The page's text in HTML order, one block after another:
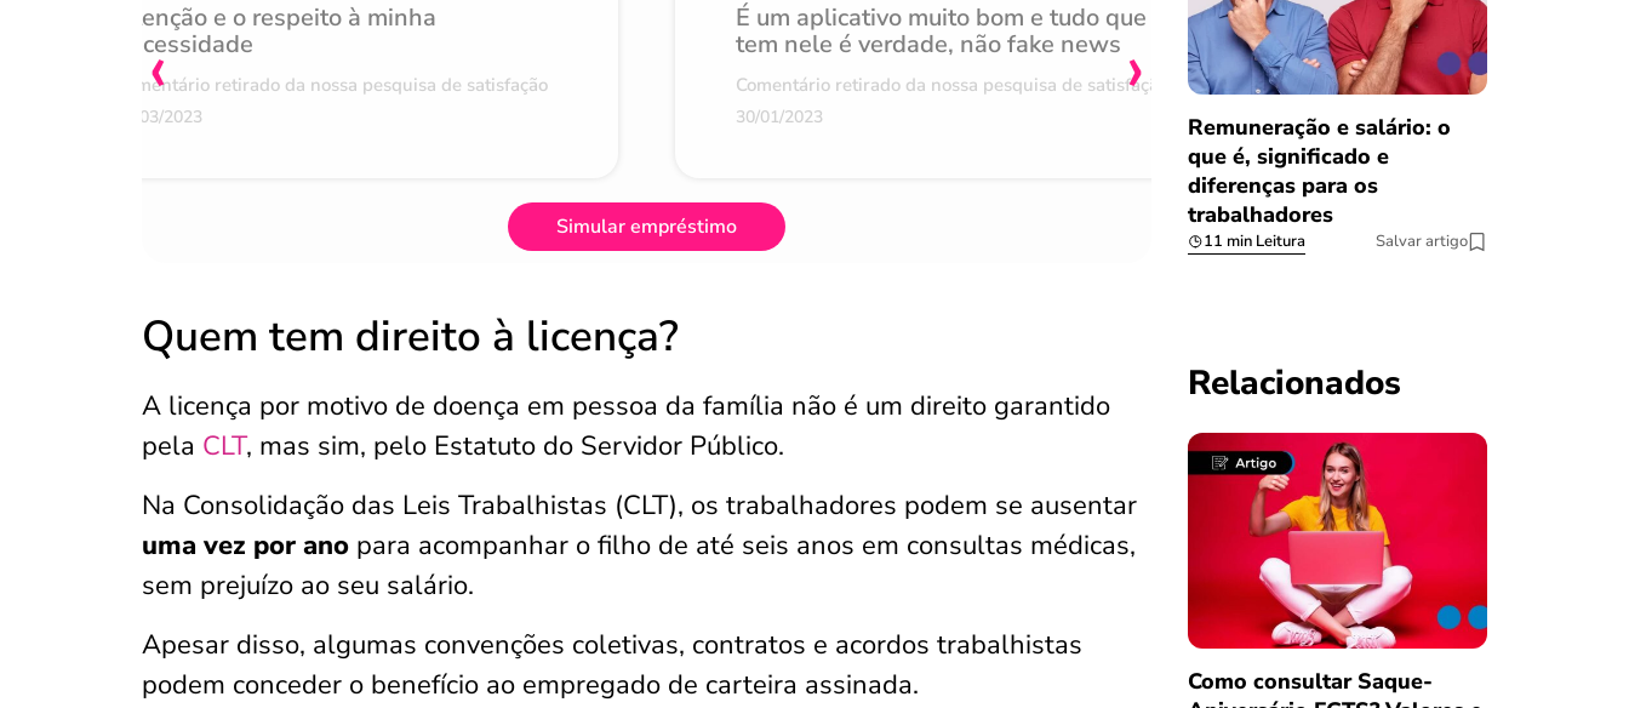
Atenção e o respeito à minha
necessidade
Comentário retirado da nossa pesquisa de satisfação
07/03/2023
É um aplicativo muito bom e tudo que
tem nele é verdade, não fake news
Comentário retirado da nossa pesquisa de satisfação
30/01/2023
Achei muito rápido,
burocracia
Comentário retirado da nossa
08/03/2023
‹ ›
Simular empréstimo
Quem tem direito à licença?
A licença por motivo de doença em pessoa da família não é um direito garantido
pela CLT, mas sim, pelo Estatuto do Servidor Público.
Na Consolidação das Leis Trabalhistas (CLT), os trabalhadores podem se ausentar
uma vez por ano para acompanhar o filho de até seis anos em consultas médicas,
sem prejuízo ao seu salário.
Apesar disso, algumas convenções coletivas, contratos e acordos trabalhistas
podem conceder o benefício ao empregado de carteira assinada.
Remuneração e salário: o
que é, significado e
diferenças para os
trabalhadores
11 min Leitura Salvar artigo
Relacionados
Como consultar Saque-